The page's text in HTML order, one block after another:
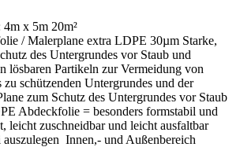
4m x 5m 20m²
/ Malerplane extra LDPE 30µm Starke,
des Untergrundes vor Staub und
lösbaren Partikeln zur Vermeidung von
schützenden Untergrundes und der
zum Schutz des Untergrundes vor Staub
Abdeckfolie = besonders formstabil und
leicht zuschneidbar und leicht ausfaltbar
Innen,- und Außenbereich